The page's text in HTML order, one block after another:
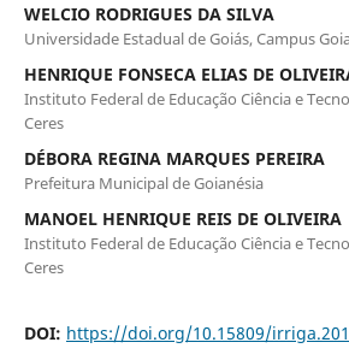
WELCIO RODRIGUES DA SILVA
Universidade Estadual de Goiás, Campus
HENRIQUE FONSECA ELIAS DE
Instituto Federal de Educação Ciência e
Ceres
DÉBORA REGINA MARQUES PEREIRA
Prefeitura Municipal de Goianésia
MANOEL HENRIQUE REIS DE OLIVEIRA
Instituto Federal de Educação Ciência e
Ceres
DOI: https://doi.org/10.15809/